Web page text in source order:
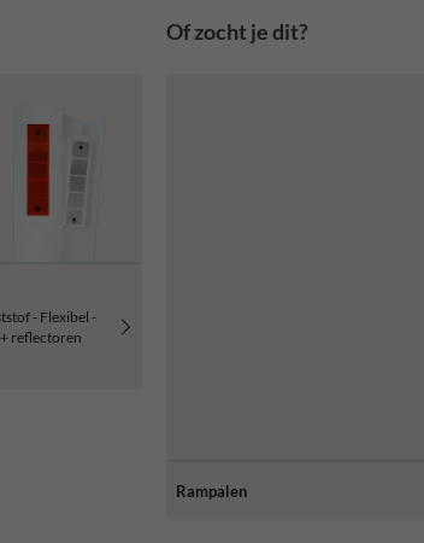
- Flexibel -
reflectoren
Of zocht je dit?
Rampalen